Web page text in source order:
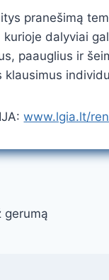
pranešimą
dalyviai
paauglius ir
www.lgia.lt/
gerumą